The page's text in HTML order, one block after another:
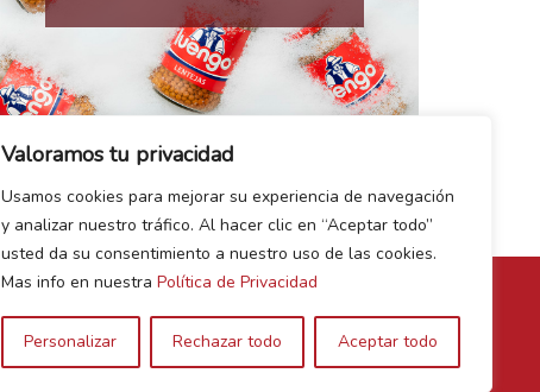
Valoramos tu privacidad
Usamos cookies para mejorar su experiencia de navegación
y analizar nuestro tráfico. Al hacer clic en “Aceptar todo”
usted da su consentimiento a nuestro uso de las cookies.
Mas info en nuestra Política de Privacidad
Personalizar Rechazar todo Aceptar todo